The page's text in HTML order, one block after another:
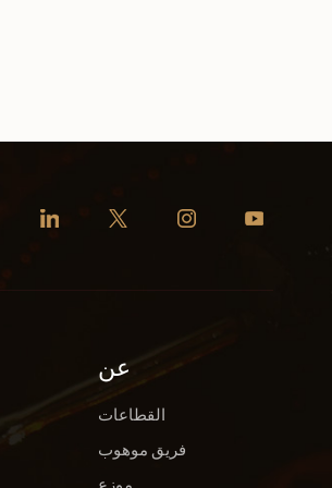
عن
القطاعات
فريق موهوب